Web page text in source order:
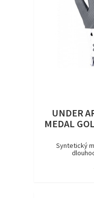
UNDER
MEDAL
Syntetický